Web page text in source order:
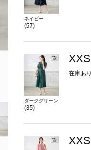
model:H153 B78 W58
XXS(32) ○
カラー
ダークグリ
ネイビー
(57)
ダークグリーン
(35)
XXS
在庫あり
XXS